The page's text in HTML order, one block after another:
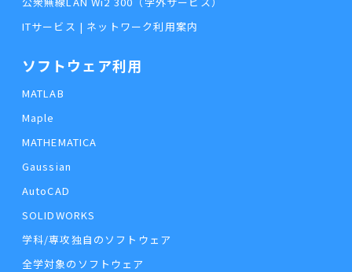
ITサービス | ネットワーク利用案内
ソフトウェア利用
MATLAB
Maple
MATHEMATICA
Gaussian
AutoCAD
SOLIDWORKS
学科/専攻独自のソフトウェア
全学対象のソフトウェア